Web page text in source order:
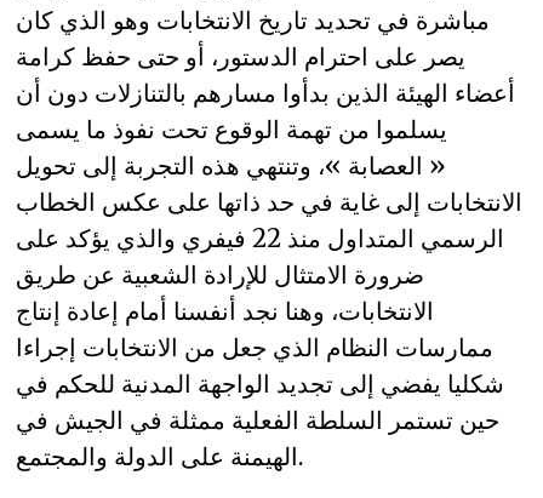
مباشرة في تحديد تاريخ الانتخابات وهو الذي كان
يصر على احترام الدستور، أو حتى حفظ كرامة
أعضاء الهيئة الذين بدأوا مسارهم بالتنازلات دون أن
يسلموا من تهمة الوقوع تحت نفوذ ما يسمى
« العصابة »، وتنتهي هذه التجربة إلى تحويل
الانتخابات إلى غاية في حد ذاتها على عكس الخطاب
الرسمي المتداول منذ 22 فيفري والذي يؤكد على
ضرورة الامتثال للإرادة الشعبية عن طريق
الانتخابات، وهنا نجد أنفسنا أمام إعادة إنتاج
ممارسات النظام الذي جعل من الانتخابات إجراءا
شكليا يفضي إلى تجديد الواجهة المدنية للحكم في
حين تستمر السلطة الفعلية ممثلة في الجيش في
الهيمنة على الدولة والمجتمع.